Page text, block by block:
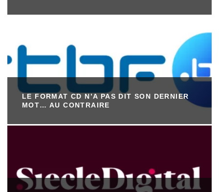
LE FORMAT CD N’A PAS DIT SON DERNIER
MOT… AU CONTRAIRE